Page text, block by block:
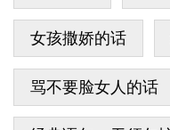
女孩撒娇的话
骂不要脸女人的话